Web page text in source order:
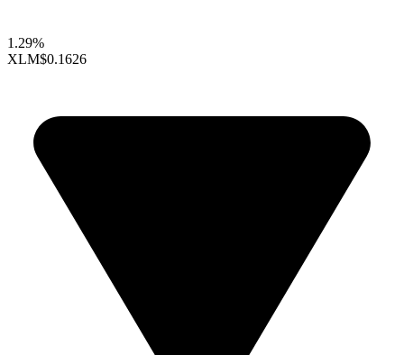
1.29%
XLM$0.1626